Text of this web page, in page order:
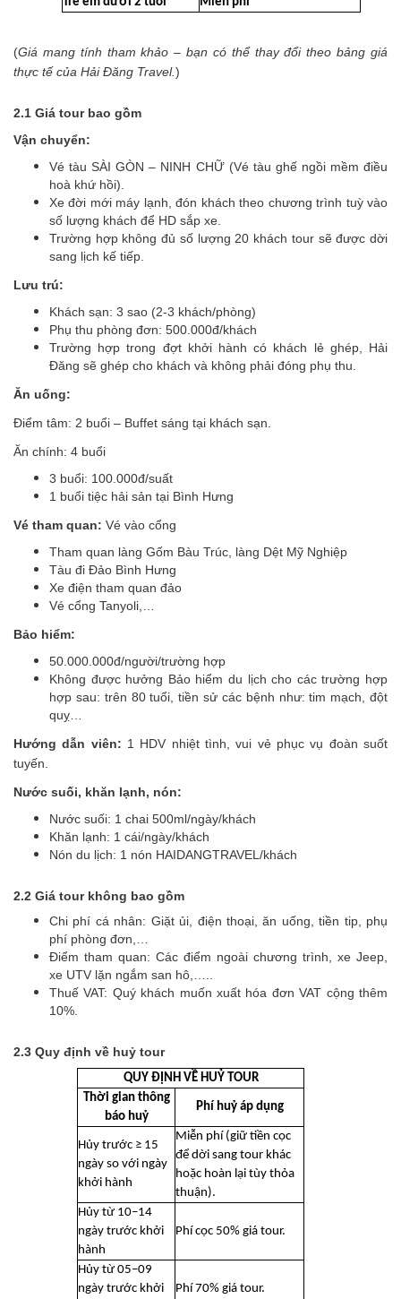
(Giá mang tính tham khảo – bạn có thể thay đổi theo bảng giá
thực tế của Hải Đăng Travel.)
2.1 Giá tour bao gồm
Vận chuyển:
Vé tàu SÀI GÒN – NINH CHỮ (Vé tàu ghế ngồi mềm điều
hoà khứ hồi).
Xe đời mới máy lạnh, đón khách theo chương trình tuỳ vào
số lượng khách để HD sắp xe.
Trường hợp không đủ số lượng 20 khách tour sẽ được dời
sang lịch kế tiếp.
Lưu trú:
Khách sạn: 3 sao (2-3 khách/phòng)
Phụ thu phòng đơn: 500.000đ/khách
Trường hợp trong đợt khởi hành có khách lẻ ghép, Hải
Đăng sẽ ghép cho khách và không phải đóng phụ thu.
Ăn uống:
Điểm tâm: 2 buổi – Buffet sáng tại khách sạn.
Ăn chính: 4 buổi
3 buổi: 100.000đ/suất
1 buổi tiệc hải sản tại Bình Hưng
Vé tham quan: Vé vào cổng
Tham quan làng Gốm Bàu Trúc, làng Dệt Mỹ Nghiệp
Tàu đi Đảo Bình Hưng
Xe điện tham quan đảo
Vé cổng Tanyoli,…
Bảo hiểm:
50.000.000đ/người/trường hợp
Không được hưởng Bảo hiểm du lịch cho các trường hợp
hợp sau: trên 80 tuổi, tiền sử các bệnh như: tim mạch, đột
quỵ…
Hướng dẫn viên: 1 HDV nhiệt tình, vui vẻ phục vụ đoàn suốt
tuyến.
Nước suối, khăn lạnh, nón:
Nước suối: 1 chai 500ml/ngày/khách
Khăn lạnh: 1 cái/ngày/khách
Nón du lịch: 1 nón HAIDANGTRAVEL/khách
2.2 Giá tour không bao gồm
Chi phí cá nhân: Giặt ủi, điện thoại, ăn uống, tiền tip, phụ
phí phòng đơn,…
Điểm tham quan: Các điểm ngoài chương trình, xe Jeep,
xe UTV lặn ngắm san hô,…..
Thuế VAT: Quý khách muốn xuất hóa đơn VAT cộng thêm
10%.
2.3 Quy định về huỷ tour
QUY ĐỊNH VỀ HUỶ TOUR
Thời gian thông
báo huỷ
Phí huỷ áp dụng
Hủy trước ≥ 15
ngày so với ngày
khởi hành
Miễn phí (giữ tiền cọc
để dời sang tour khác
hoặc hoàn lại tùy thỏa
thuận).
Hủy từ 10–14
ngày trước khởi
hành
Phí cọc 50% giá tour.
Hủy từ 05–09
ngày trước khởi
Phí 70% giá tour.